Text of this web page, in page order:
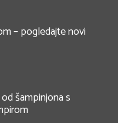
– pogledajte novi
šampinjona s